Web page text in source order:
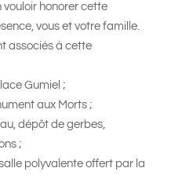
honorer cette
vous et votre famille.
associés à cette
Gumiel ;
aux Morts ;
dépôt de gerbes,
;
polyvalente offert par la